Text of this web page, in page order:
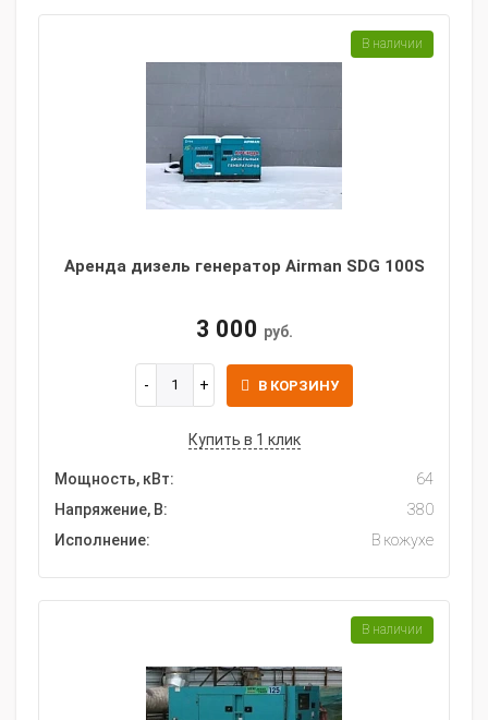
Аренда дизель генератор Airman SDG 100S
3 000 руб.
В КОРЗИНУ
Купить в 1 клик
Мощность, кВт:
64
Напряжение, В:
380
Исполнение:
В кожухе
В наличии
В наличии